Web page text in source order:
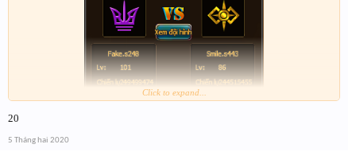
Click to expand...
20
5 Tháng hai 2020